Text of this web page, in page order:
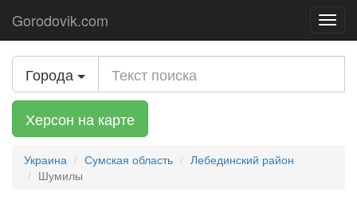
Gorodovik.com
Города
Херсон на карте
Украина Сумская область
Лебединский район
Шумилы